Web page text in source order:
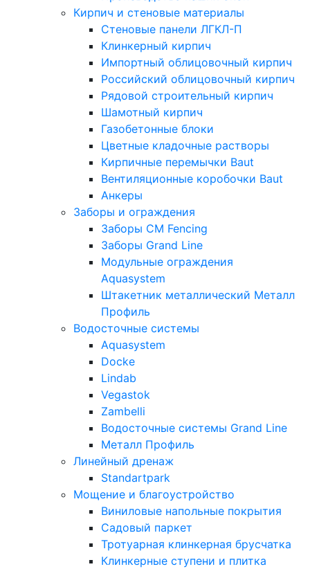
Кирпич и стеновые материалы
Стеновые панели ЛГКЛ-П
Клинкерный кирпич
Импортный облицовочный кирпич
Российский облицовочный кирпич
Рядовой строительный кирпич
Шамотный кирпич
Газобетонные блоки
Цветные кладочные растворы
Кирпичные перемычки Baut
Вентиляционные коробочки Baut
Анкеры
Заборы и ограждения
Заборы CM Fencing
Заборы Grand Line
Модульные ограждения
Aquasystem
Штакетник металлический Металл
Профиль
Водосточные системы
Aquasystem
Docke
Lindab
Vegastok
Zambelli
Водосточные системы Grand Line
Металл Профиль
Линейный дренаж
Standartpark
Мощение и благоустройство
Виниловые напольные покрытия
Садовый паркет
Тротуарная клинкерная брусчатка
Клинкерные ступени и плитка